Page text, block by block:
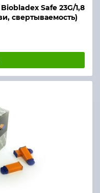
Safe 23G/1,8
свертываемость)